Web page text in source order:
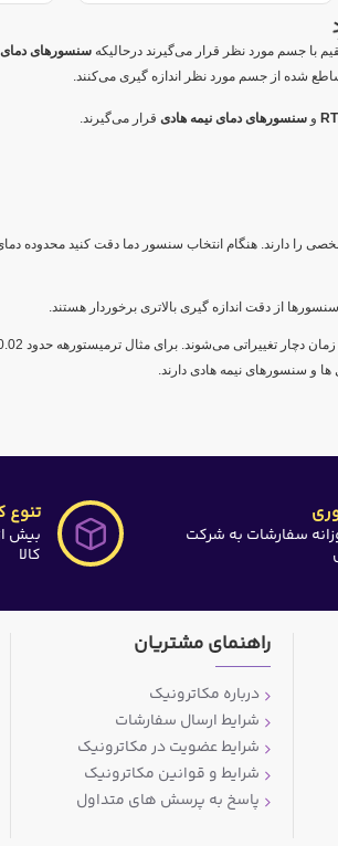
با جسم مورد نظر قرار می‌گیرند درحالیکه سنسورهای
شده از جسم مورد نظر اندازه گیری می‌کنند.
و سنسورهای دمای نیمه هادی قرار می‌گیرند.
را دارند. هنگام انتخاب سنسور دما دقت کنید محدوده
از دقت اندازه گیری بالاتری برخوردار هستند.
ها و سنسورهای نیمه هادی دارند.
سفارشات به شرکت
تنوع
کالا
راهنمای مشتریان
درباره مکاترونیک
شرایط ارسال سفارشات
شرایط عضویت در مکاترونیک
شرایط و قوانین مکاترونیک
پاسخ به پرسش های متداول